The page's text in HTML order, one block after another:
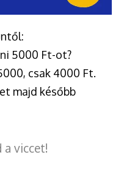
5000 Ft-ot?
csak 4000 Ft.
majd később
a viccet!